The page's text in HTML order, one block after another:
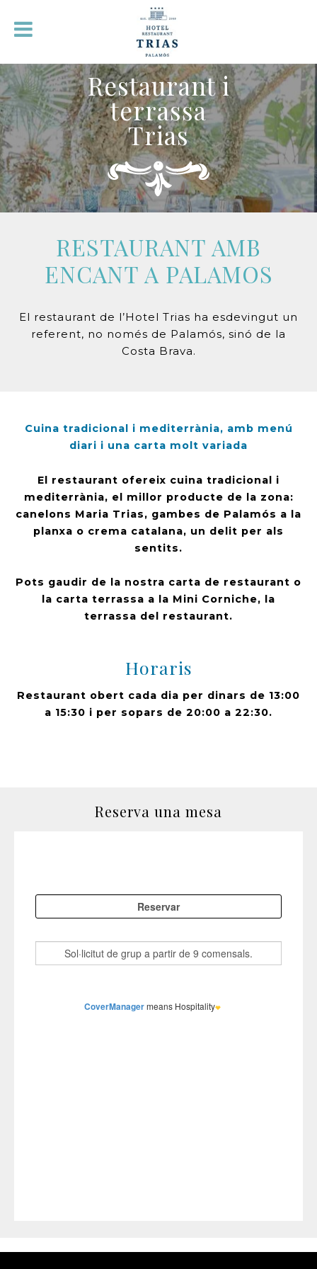
Restaurant i
terrassa
Trias
RESTAURANT AMB
ENCANT A PALAMOS
El restaurant de l’Hotel Trias ha esdevingut un
referent, no només de Palamós, sinó de la
Costa Brava.
Cuina tradicional i mediterrània, amb menú
diari i una carta molt variada
El restaurant ofereix cuina tradicional i
mediterrània, el millor producte de la zona:
canelons Maria Trias, gambes de Palamós a la
planxa o crema catalana, un delit per als
sentits.
Pots gaudir de la nostra carta de restaurant o
la carta terrassa a la Mini Corniche, la
terrassa del restaurant.
Horaris
Restaurant obert cada dia per dinars de 13:00
a 15:30 i per sopars de 20:00 a 22:30.
Reserva una mesa